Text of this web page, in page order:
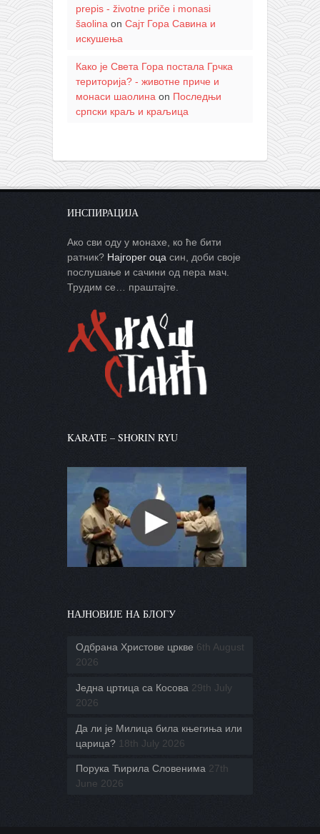
prepis - životne priče i monasi
šaolina on Сајт Гора Савина и
искушења
Како је Света Гора постала Грчка
територија? - животне приче и
монаси шаолинаon Последњи
српски краљ и краљица
ИНСПИРАЦИЈА
Ако сви оду у монахе, ко ће бити
ратник? Најгорег оца син, доби своје
послушање и сачини од пера мач.
Трудим се… праштајте.
KARATE – SHORIN RYU
НАЈНОВИЈЕ НА БЛОГУ
Одбрана Христове цркве 6th August
2026
Једна цртица са Косова 29th July
2026
Да ли је Милица била књегиња или
царица? 18th July 2026
Порука Ћирила Словенима 27th
June 2026